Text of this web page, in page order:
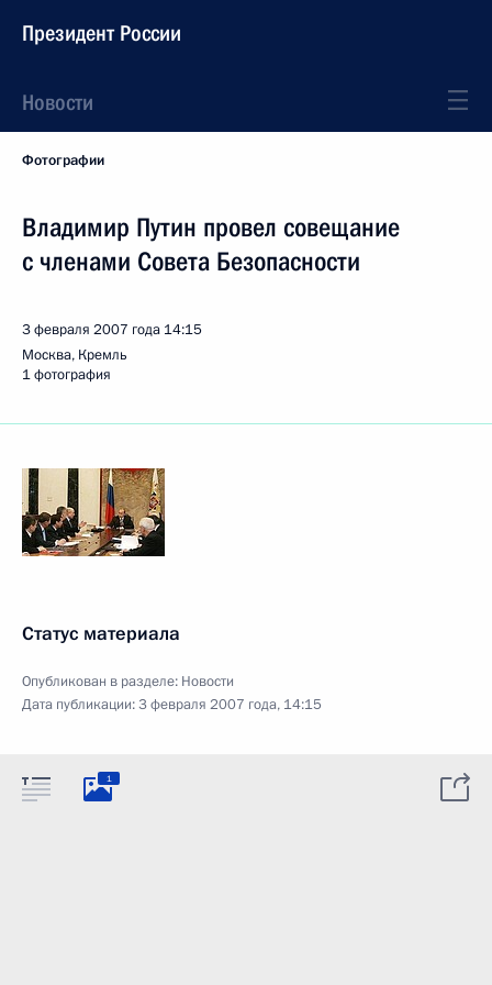
Президент России
Новости
Фотографии
Владимир Путин провел совещание
с членами Совета Безопасности
3 февраля 2007 года 14:15
Москва, Кремль
1 фотография
Статус материала
Опубликован в разделе: Новости
Дата публикации:3 февраля 2007 года, 14:15
1